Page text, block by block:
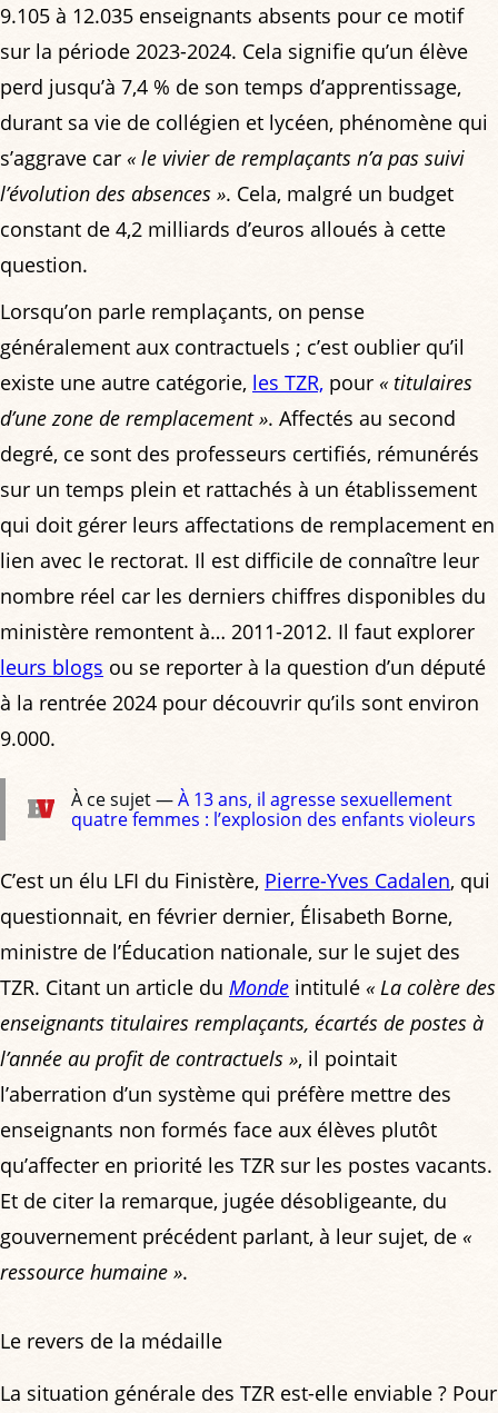
9.105 à 12.035 enseignants absents pour ce motif
sur la période 2023-2024. Cela signifie qu’un élève
perd jusqu’à 7,4 % de son temps d’apprentissage,
durant sa vie de collégien et lycéen, phénomène qui
s’aggrave car « le vivier de remplaçants n’a pas suivi
l’évolution des absences ». Cela, malgré un budget
constant de 4,2 milliards d’euros alloués à cette
question.
Lorsqu’on parle remplaçants, on pense
généralement aux contractuels ; c’est oublier qu’il
existe une autre catégorie, les TZR, pour « titulaires
d’une zone de remplacement ». Affectés au second
degré, ce sont des professeurs certifiés, rémunérés
sur un temps plein et rattachés à un établissement
qui doit gérer leurs affectations de remplacement en
lien avec le rectorat. Il est difficile de connaître leur
nombre réel car les derniers chiffres disponibles du
ministère remontent à… 2011-2012. Il faut explorer
leurs blogs ou se reporter à la question d’un député
à la rentrée 2024 pour découvrir qu’ils sont environ
9.000.
À ce sujet —À 13 ans, il agresse sexuellement
quatre femmes : l’explosion des enfants violeurs
C’est un élu LFI du Finistère, Pierre-Yves Cadalen, qui
questionnait, en février dernier, Élisabeth Borne,
ministre de l’Éducation nationale, sur le sujet des
TZR. Citant un article du Monde intitulé « La colère des
enseignants titulaires remplaçants, écartés de postes à
l’année au profit de contractuels », il pointait
l’aberration d’un système qui préfère mettre des
enseignants non formés face aux élèves plutôt
qu’affecter en priorité les TZR sur les postes vacants.
Et de citer la remarque, jugée désobligeante, du
gouvernement précédent parlant, à leur sujet, de «
ressource humaine ».
Le revers de la médaille
La situation générale des TZR est-elle enviable ? Pour